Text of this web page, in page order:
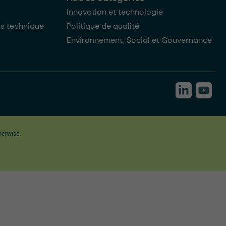
technique
Innovation et technologie
Politique de qualité
Environnement, Social et Gouvernance